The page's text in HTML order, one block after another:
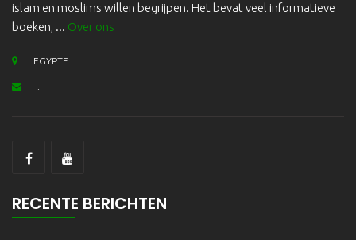
islam en moslims willen begrijpen. Het bevat veel informatieve
boeken, ... Over ons
EGYPTE
RECENTE BERICHTEN